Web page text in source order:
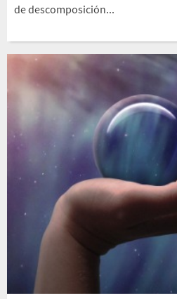
de descomposición...